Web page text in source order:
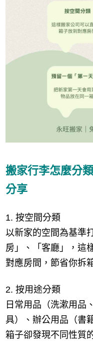
搬家行李怎麼分
分享
1. 按空間分類
以新家的空間為基準
房」、「客廳」，這
對應房間，節省你拆
2. 按用途分類
日常用品（洗漱用品
具）、辦公用品（書
箱子卻發現不同性質